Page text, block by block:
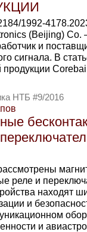
1992-
(Beijing) Co.
и
сигнала. В
продукции
НТБ #9/2016
реле и
находят
и
и